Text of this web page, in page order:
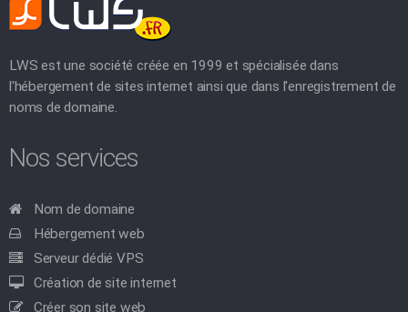
LWS est une société créée en 1999 et spécialisée dans
l'hébergement de sites internet ainsi que dans l'enregistrement de
noms de domaine.
Nos services
Nom de domaine
Hébergement web
Serveur dédié VPS
Création de site internet
Créer son site web